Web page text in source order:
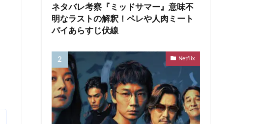
ネタバレ考察『ミッドサマー』意味不
明なラストの解釈！ペレや人肉ミート
パイあらすじ伏線
Netflix